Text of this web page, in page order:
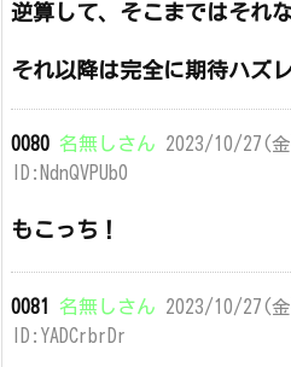
逆算して、そこまではそれ
それ以降は完全に期待ハズ
0080 名無しさん 2023/10/27(
ID:NdnQVPUb0
もこっち！
0081 名無しさん 2023/10/27(
ID:YADCrbrDr